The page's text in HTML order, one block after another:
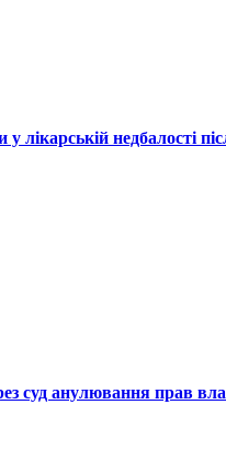
недбалості
суд анулювання прав